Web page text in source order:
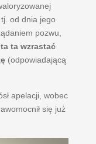
od dnia jego
pozwu,
ta wzrastać
(odpowiadającą
apelacji, wobec
się już